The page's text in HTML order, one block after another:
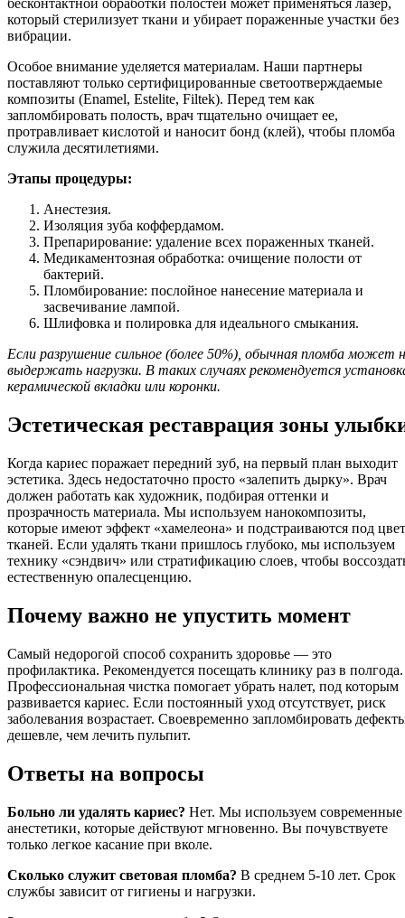
бесконтактной обработки полостей может применяться лазер,
который стерилизует ткани и убирает пораженные участки без
вибрации.
Особое внимание уделяется материалам. Наши партнеры
поставляют только сертифицированные светоотверждаемые
композиты (Enamel, Estelite, Filtek). Перед тем как
запломбировать полость, врач тщательно очищает ее,
протравливает кислотой и наносит бонд (клей), чтобы пломба
служила десятилетиями.
Этапы процедуры:
Анестезия.
Изоляция зуба коффердамом.
Препарирование: удаление всех пораженных тканей.
Медикаментозная обработка: очищение полости от
бактерий.
Пломбирование: послойное нанесение материала и
засвечивание лампой.
Шлифовка и полировка для идеального смыкания.
Если разрушение сильное (более 50%), обычная пломба может
выдержать нагрузки. В таких случаях рекомендуется
керамической вкладки или коронки.
Эстетическая реставрация зоны
Когда кариес поражает передний зуб, на первый план выходит
эстетика. Здесь недостаточно просто «залепить дырку». Врач
должен работать как художник, подбирая оттенки и
прозрачность материала. Мы используем нанокомпозиты,
которые имеют эффект «хамелеона» и подстраиваются под цвет
тканей. Если удалять ткани пришлось глубоко, мы используем
технику «сэндвич» или стратификацию слоев, чтобы
естественную опалесценцию.
Почему важно не упустить момент
Самый недорогой способ сохранить здоровье — это
профилактика. Рекомендуется посещать клинику раз в полгода.
Профессиональная чистка помогает убрать налет, под которым
развивается кариес. Если постоянный уход отсутствует, риск
заболевания возрастает. Своевременно запломбировать
дешевле, чем лечить пульпит.
Ответы на вопросы
Больно ли удалять кариес? Нет. Мы используем современные
анестетики, которые действуют мгновенно. Вы почувствуете
только легкое касание при вколе.
Сколько служит световая пломба? В среднем 5-10 лет. Срок
службы зависит от гигиены и нагрузки.